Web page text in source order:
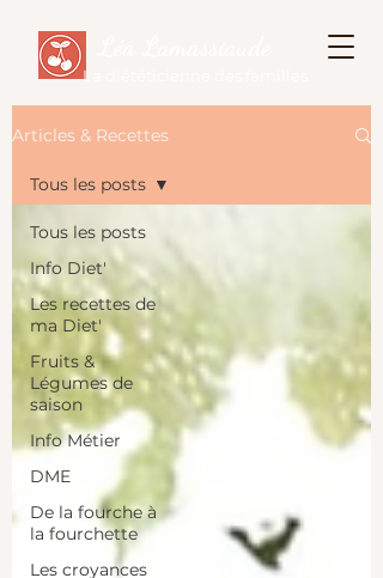
La diététicienne des familles
Articles & Recettes
Tous les posts
Info Diet'
Les recettes de
ma Diet'
Fruits &
Légumes de
saison
Info Métier
DME
De la fourche à
la fourchette
Les croyances
Tous les posts